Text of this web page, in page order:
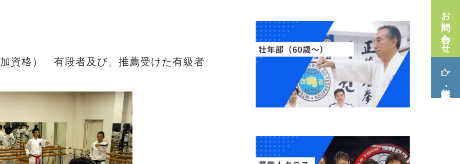
段者及び、推薦受けた有級者
お問い合わせ
無料体験･見学